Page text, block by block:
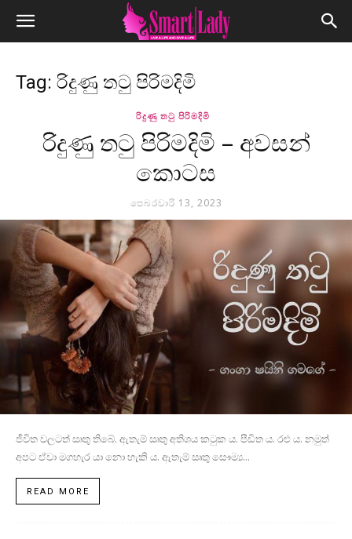
Tag: රිදුණු තටු පිරිමදිමි
රිදුණු තටු පිරිමදිමි
රිදුණු තටු පිරිමදිමි – අවසන්
කොටස
පෙබරවාරි 13, 2023
ජීවිත වලටත් ඍතු තිබේ. ඇතැම් ඍතු අතිශය කටුක ය. පීඩිත ය. රළු ය. නමුත්
අපට ඒවා මගහැර යා නො හැකි ය. ඇතැම් ඍතු සෞම්‍ය...
READ MORE